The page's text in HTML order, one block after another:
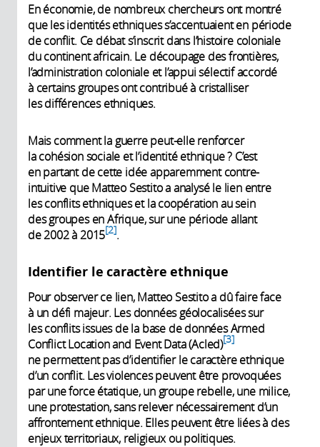
En économie, de nombreux chercheurs ont montré
que les identités ethniques s’accentuaient en période
de conflit. Ce débat s’inscrit dans l’histoire coloniale
du continent africain. Le découpage des frontières,
l’administration coloniale et l’appui sélectif accordé
à certains groupes ont contribué à cristalliser
les différences ethniques.
Mais comment la guerre peut-elle renforcer
la cohésion sociale et l’identité ethnique ? C’est
en partant de cette idée apparemment contre-
intuitive que Matteo Sestito a analysé le lien entre
les conflits ethniques et la coopération au sein
des groupes en Afrique, sur une période allant
de 2002 à 2015 2 .
Identifier le caractère ethnique
Pour observer ce lien, Matteo Sestito a dû faire face
à un défi majeur. Les données géolocalisées sur
les conflits issues de la base de données Armed
Conflict Location and Event Data (Acled) 3
ne permettent pas d’identifier le caractère ethnique
d’un conflit. Les violences peuvent être provoquées
par une force étatique, un groupe rebelle, une milice,
une protestation, sans relever nécessairement d’un
affrontement ethnique. Elles peuvent être liées à des
enjeux territoriaux, religieux ou politiques.